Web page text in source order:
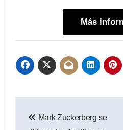
Más
Mark Zuckerberg se